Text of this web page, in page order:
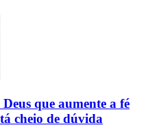
que aumente a fé
cheio de dúvida